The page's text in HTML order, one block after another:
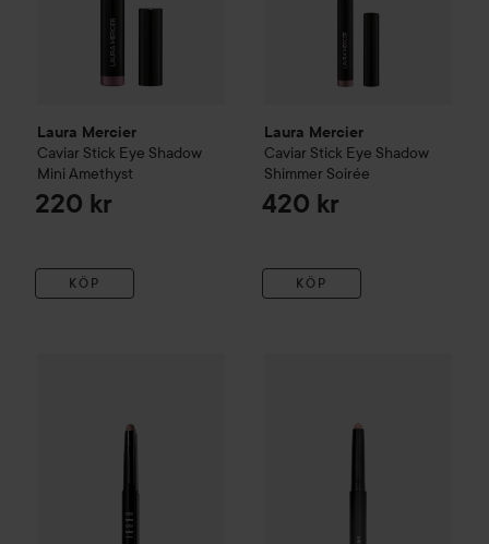
Laura Mercier
Caviar Stick Eye Shadow
Mini Amethyst
220 kr
KÖP
Laura Mercier
Caviar Stick Eye Shadow
Shimmer Soirée
420 kr
KÖP